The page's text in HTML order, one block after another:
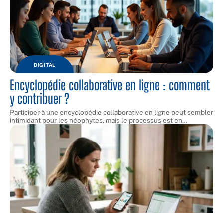
DIGITAL
Encyclopédie collaborative en ligne : comment
y contribuer ?
Participer à une encyclopédie collaborative en ligne peut sembler
intimidant pour les néophytes, mais le processus est en…